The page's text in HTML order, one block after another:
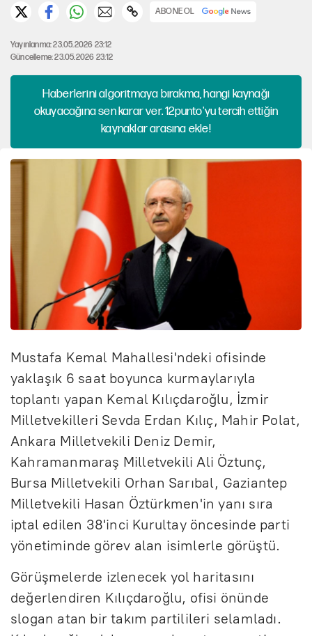
ABONE OL
Yayınlanma: 23.05.2026 23:12
Güncelleme: 23.05.2026 23:12
Haberlerini algoritmaya bırakma, hangi kaynağı
okuyacağına sen karar ver. 12punto'yu tercih ettiğin
kaynaklar arasına ekle!
Mustafa Kemal Mahallesi'ndeki ofisinde
yaklaşık 6 saat boyunca kurmaylarıyla
toplantı yapan Kemal Kılıçdaroğlu, İzmir
Milletvekilleri Sevda Erdan Kılıç, Mahir Polat,
Ankara Milletvekili Deniz Demir,
Kahramanmaraş Milletvekili Ali Öztunç,
Bursa Milletvekili Orhan Sarıbal, Gaziantep
Milletvekili Hasan Öztürkmen'in yanı sıra
iptal edilen 38'inci Kurultay öncesinde parti
yönetiminde görev alan isimlerle görüştü.
Görüşmelerde izlenecek yol haritasını
değerlendiren Kılıçdaroğlu, ofisi önünde
slogan atan bir takım partilileri selamladı.